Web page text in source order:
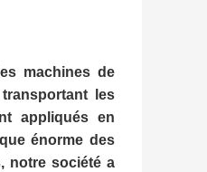
machines de
les
appliqués en
énorme des
notre société a